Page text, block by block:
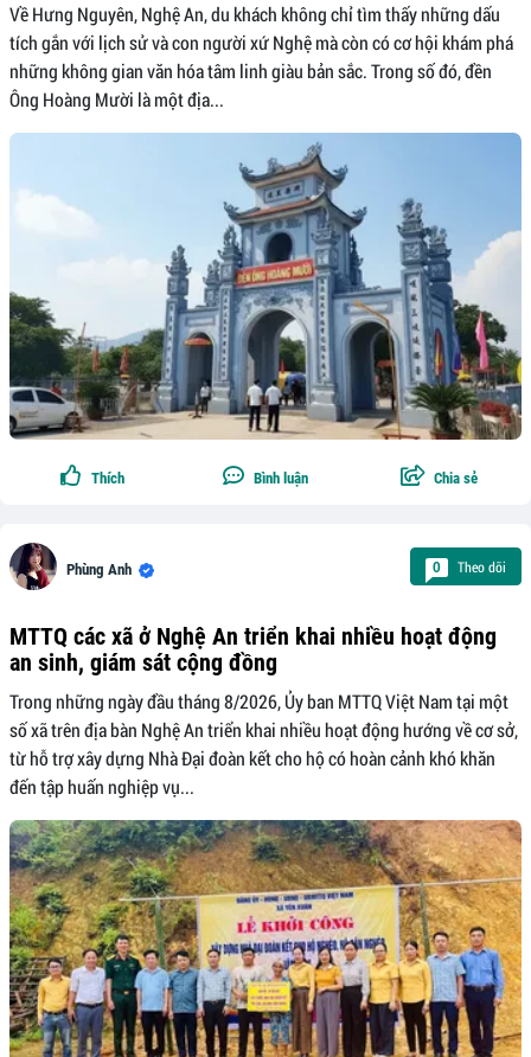
Về Hưng Nguyên, Nghệ An, du khách không chỉ tìm thấy những dấu
tích gắn với lịch sử và con người xứ Nghệ mà còn có cơ hội khám phá
những không gian văn hóa tâm linh giàu bản sắc. Trong số đó, đền
Ông Hoàng Mười là một địa...
Thích Bình luận Chia sẻ
Phùng Anh 0 Theo dõi
MTTQ các xã ở Nghệ An triển khai nhiều hoạt động
an sinh, giám sát cộng đồng
Trong những ngày đầu tháng 8/2026, Ủy ban MTTQ Việt Nam tại một
số xã trên địa bàn Nghệ An triển khai nhiều hoạt động hướng về cơ sở,
từ hỗ trợ xây dựng Nhà Đại đoàn kết cho hộ có hoàn cảnh khó khăn
đến tập huấn nghiệp vụ...